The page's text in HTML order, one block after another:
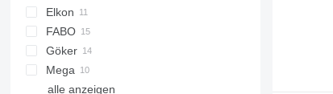
3.5
5.5
30
60
100
120
Elkon
FABO
Turbomix
Göker
Trakker
Mega
Arocs
M60
M1
FM
alle anzeigen